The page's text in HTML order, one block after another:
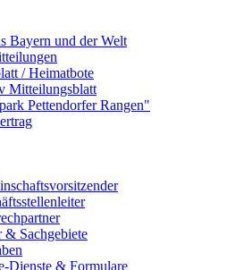
Bayern und der Welt
/ Heimatbote
Mitteilungsblatt
Pettendorfer Rangen"
& Sachgebiete
Dienste & Formulare